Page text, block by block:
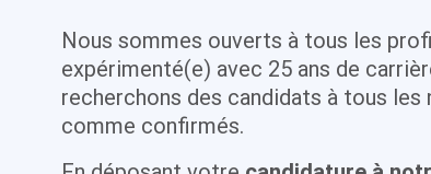
Nous sommes ouverts à tous les
expérimenté(e) avec 25 ans de
recherchons des candidats à tous les
comme confirmés.